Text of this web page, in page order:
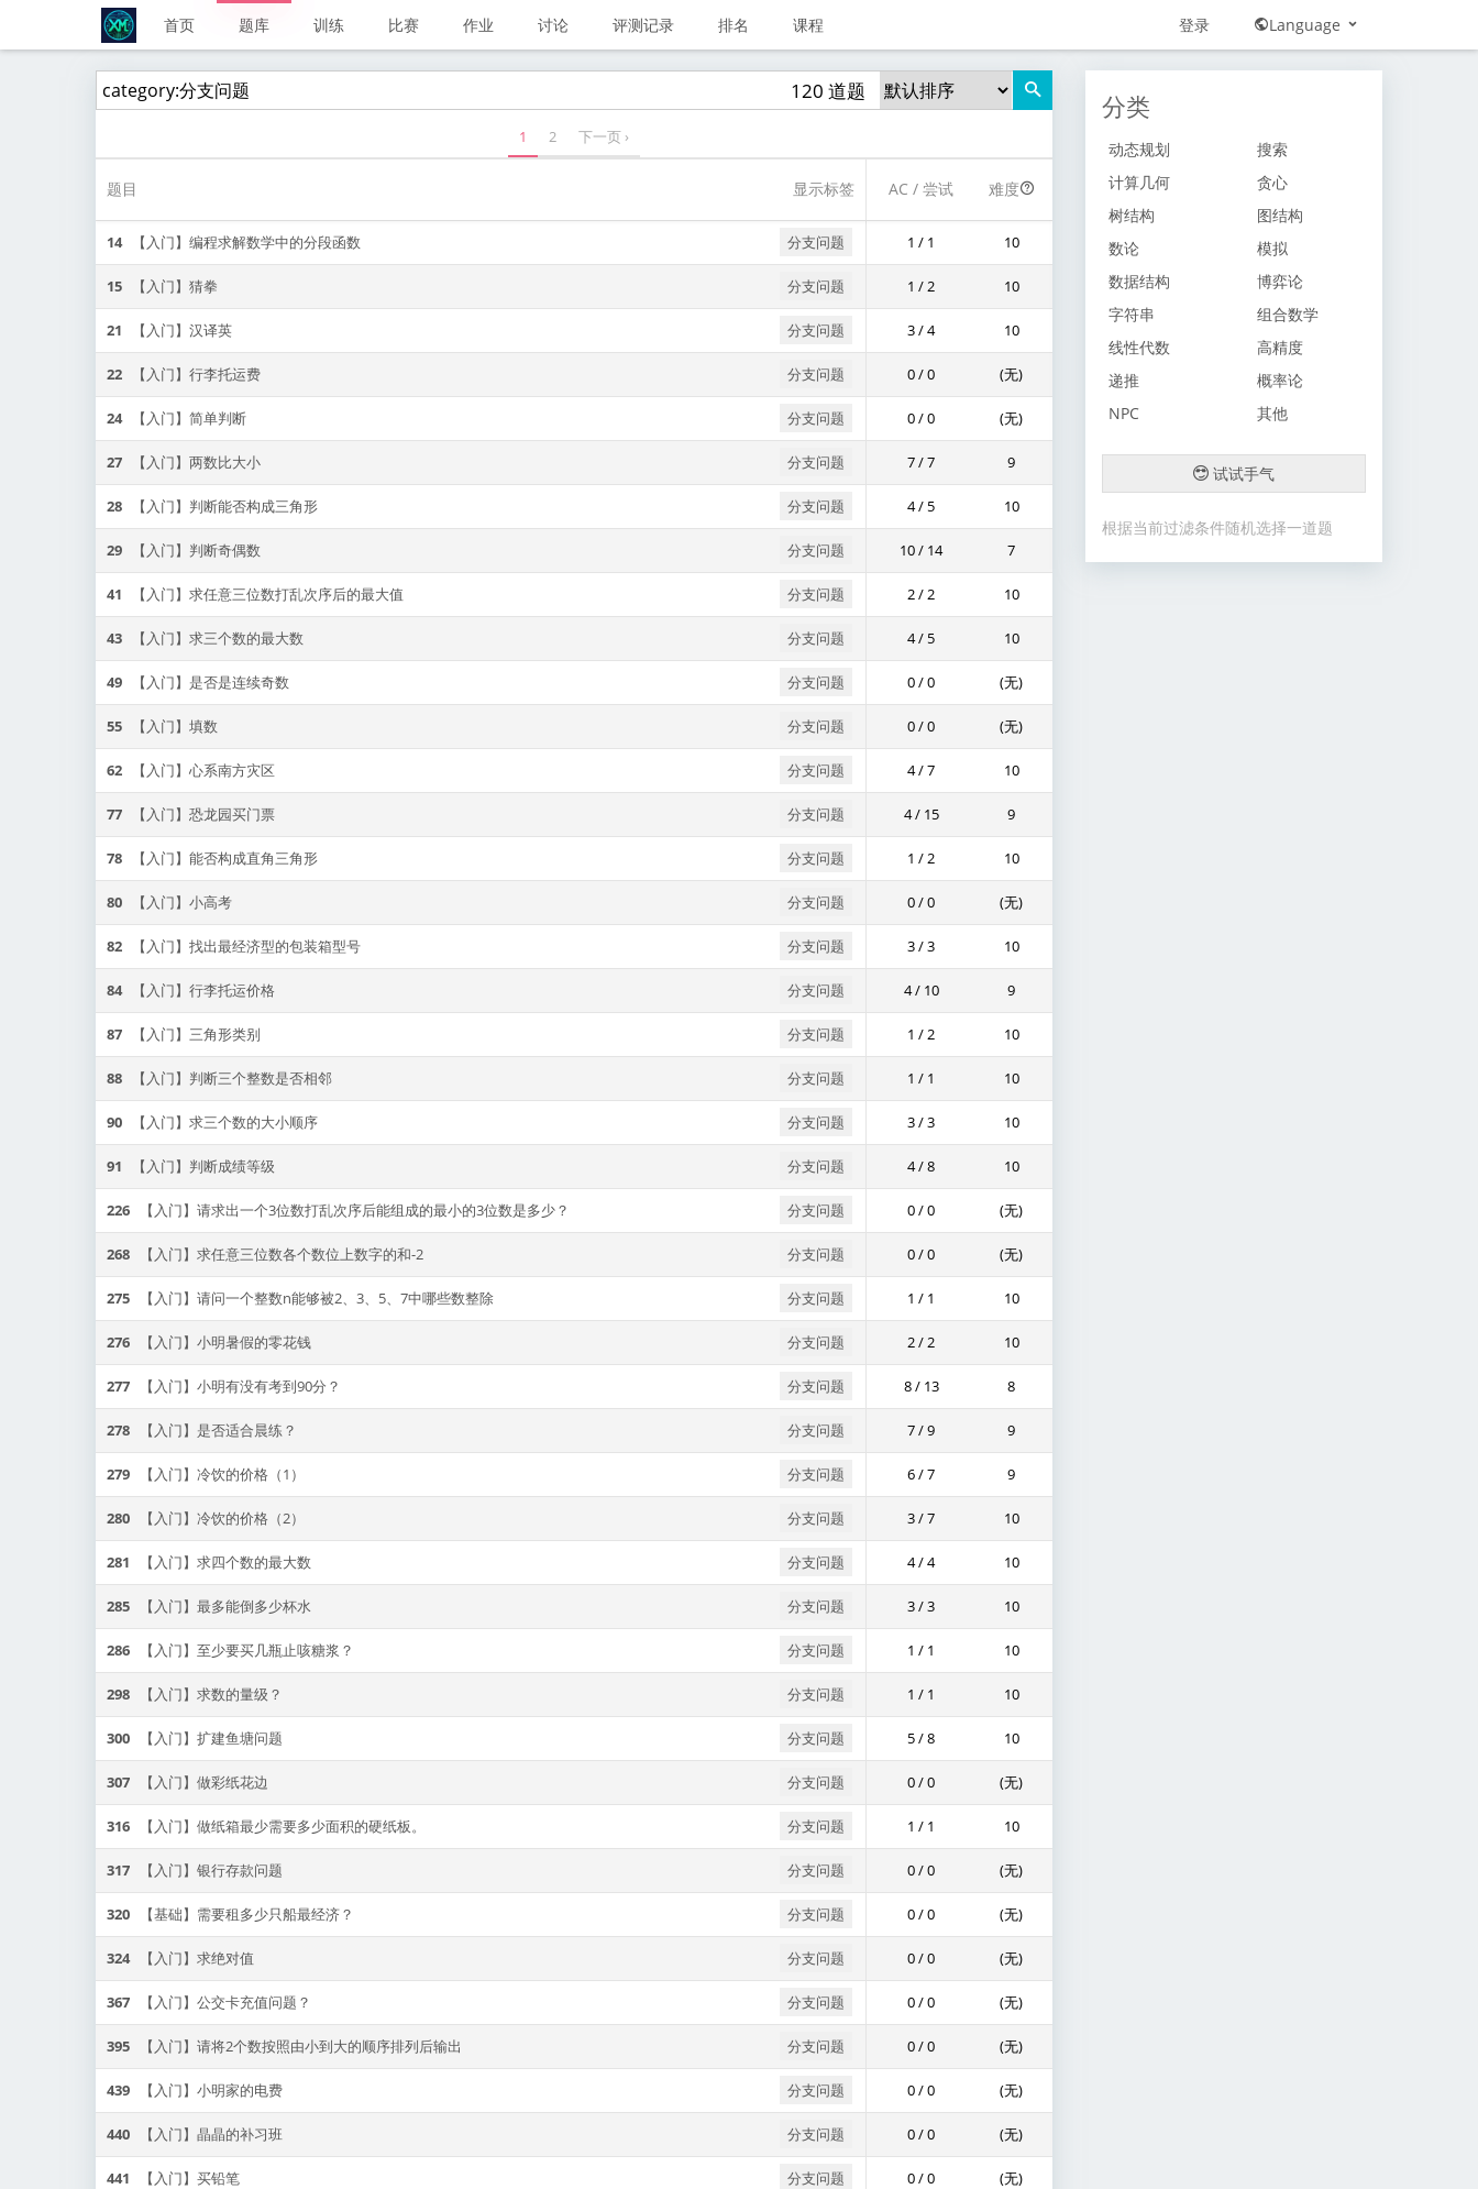
首页 题库 训练 比赛 作业 讨论 评测记录 排名 课程 登录 Language
120 道题
1 2 下一页 ›
题目 显示标签 AC / 尝试 难度
14【入门】编程求解数学中的分段函数 分支问题 1 / 1 10
15 【入门】猜拳 分支问题 1 / 2 10
21 【入门】汉译英 分支问题 3 / 4 10
22 【入门】行李托运费 分支问题 0 / 0 (无)
24【入门】简单判断 分支问题 0 / 0 (无)
27 【入门】两数比大小 分支问题 7 / 7 9
28 【入门】判断能否构成三角形 分支问题 4 / 5 10
29 【入门】判断奇偶数 分支问题 10 / 14 7
41 【入门】求任意三位数打乱次序后的最大值 分支问题 2 / 2 10
43 【入门】求三个数的最大数 分支问题 4 / 5 10
49 【入门】是否是连续奇数 分支问题 0 / 0 (无)
55 【入门】填数 分支问题 0 / 0 (无)
62 【入门】心系南方灾区 分支问题 4 / 7 10
77 【入门】恐龙园买门票 分支问题 4 / 15 9
78 【入门】能否构成直角三角形 分支问题 1 / 2 10
80 【入门】小高考 分支问题 0 / 0 (无)
82 【入门】找出最经济型的包装箱型号 分支问题 3 / 3 10
84【入门】行李托运价格 分支问题 4 / 10 9
87 【入门】三角形类别 分支问题 1 / 2 10
88 【入门】判断三个整数是否相邻 分支问题 1 / 1 10
90 【入门】求三个数的大小顺序 分支问题 3 / 3 10
91 【入门】判断成绩等级 分支问题 4 / 8 10
226 【入门】请求出一个3位数打乱次序后能组成的最小的3位数是多少？ 分支问题 0 / 0 (无)
268 【入门】求任意三位数各个数位上数字的和-2 分支问题 0 / 0 (无)
275 【入门】请问一个整数n能够被2、3、5、7中哪些数整除 分支问题 1 / 1 10
276 【入门】小明暑假的零花钱 分支问题 2 / 2 10
277 【入门】小明有没有考到90分？ 分支问题 8 / 13 8
278 【入门】是否适合晨练？ 分支问题 7 / 9 9
279 【入门】冷饮的价格（1） 分支问题 6 / 7 9
280 【入门】冷饮的价格（2） 分支问题 3 / 7 10
281 【入门】求四个数的最大数 分支问题 4 / 4 10
285 【入门】最多能倒多少杯水 分支问题 3 / 3 10
286 【入门】至少要买几瓶止咳糖浆？ 分支问题 1 / 1 10
298 【入门】求数的量级？ 分支问题 1 / 1 10
300 【入门】扩建鱼塘问题 分支问题 5 / 8 10
307 【入门】做彩纸花边 分支问题 0 / 0 (无)
316 【入门】做纸箱最少需要多少面积的硬纸板。 分支问题 1 / 1 10
317 【入门】银行存款问题 分支问题 0 / 0 (无)
320 【基础】需要租多少只船最经济？ 分支问题 0 / 0 (无)
324【入门】求绝对值 分支问题 0 / 0 (无)
367 【入门】公交卡充值问题？ 分支问题 0 / 0 (无)
395 【入门】请将2个数按照由小到大的顺序排列后输出 分支问题 0 / 0 (无)
439 【入门】小明家的电费 分支问题 0 / 0 (无)
440 【入门】晶晶的补习班 分支问题 0 / 0 (无)
441 【入门】买铅笔 分支问题 0 / 0 (无)
分类
动态规划
搜索
计算几何
贪心
树结构
图结构
数论
模拟
数据结构
博弈论
字符串
组合数学
线性代数
高精度
递推
概率论
NPC
其他
试试手气
根据当前过滤条件随机选择一道题